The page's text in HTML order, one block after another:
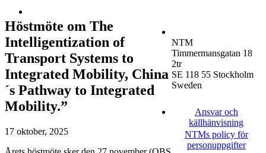
Höstmöte om The
Intelligentization of
Transport Systems to
Integrated Mobility, China
´s Pathway to Integrated
Mobility.”
17 oktober, 2025
NTM
Timmermansgatan 18
2tr
SE 118 55 Stockholm
Sweden
Ansvar och
källhänvisning
NTMs policy för
personuppgifter